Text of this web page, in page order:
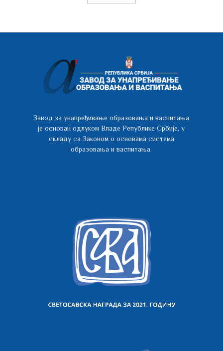
Завод за унапређивање образовања и васпитања
је основан одлуком Владе Републике Србије, у
складу са Законом о основама система
образовања и васпитања.